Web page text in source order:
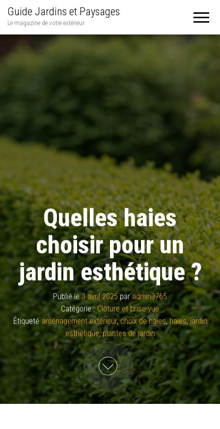
Guide Jardins et Paysages
Le magazine de votre extérieur
Quelles haies
choisir pour un
jardin esthétique ?
Publié le 3 avril 2025paradmin3765
Catégorie : Clôture et brise-vue
Étiqueté aménagement extérieur,choix de haies,haies, jardin
esthétique,plantes de jardin